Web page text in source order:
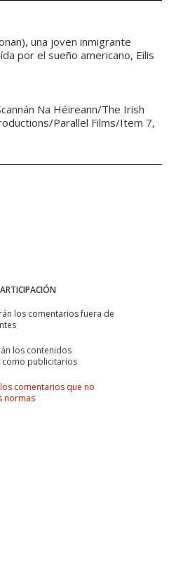
una joven inmigrante
por el sueño americano, Eilis
Na Héireann/The Irish
Parallel Films/Item 7,
los comentarios fuera de
los contenidos
publicitarios
comentarios que no
normas